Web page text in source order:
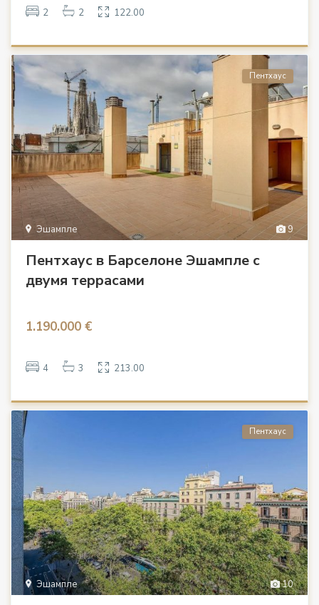
2 2 122.00
9
Эшампле
Пентхаус
Пентхаус в Барселоне Эшампле с
двумя террасами
1.190.000 €
4 3 213.00
10
Эшампле
Пентхаус